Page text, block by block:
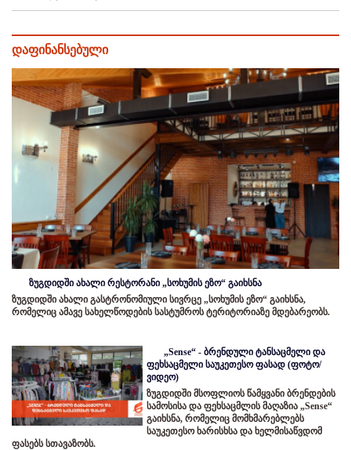
დაფინანსებული
ზუგდიდში ახალი რესტორანი „სოხუმის ეზო“ გაიხსნა
ზუგდიდში ახალი გასტრონომიული სივრცე „სოხუმის ეზო“ გაიხსნა,
რომელიც ამავე სახელწოდების სასტუმროს ტერიტორიაზე მდებარეობს.
„Sense“ - ბრენდული ტანსაცმელი და
ფეხსაცმელი საუკეთესო ფასად (ფოტო/
ვიდეო)
ზუგდიდში მსოფლიოს წამყვანი ბრენდების
სამოსისა და ფეხსაცმლის მაღაზია „Sense“
გაიხსნა, რომელიც მომხმარებლებს
საუკეთესო ხარისხსა და ხელმისაწვდომ
ფასებს სთავაზობს.